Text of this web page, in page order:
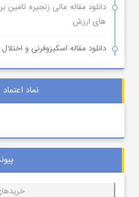
دانلود مقاله مالی زنجیره
های ارزش
دانلود مقاله اسکیزوفرنی و
نماد